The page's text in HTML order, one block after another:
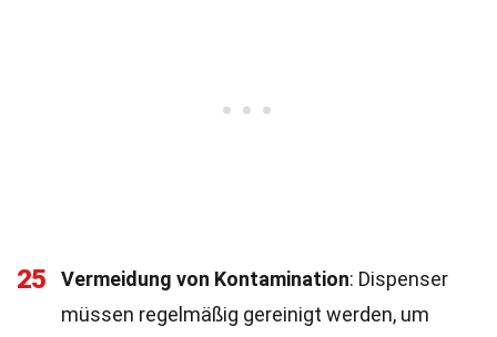
25 Vermeidung von Kontamination: Dispenser
müssen regelmäßig gereinigt werden, um